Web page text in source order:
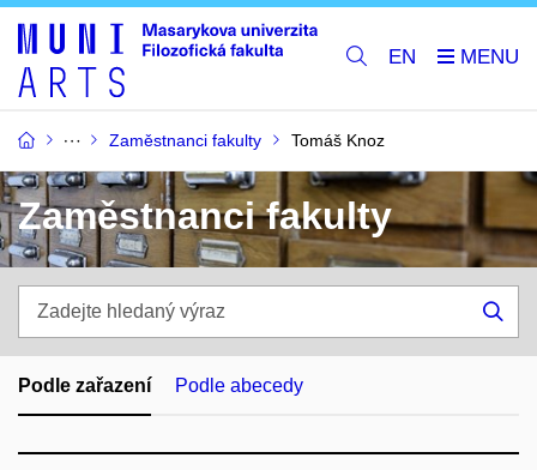
EN
Zaměstnanci fakulty Tomáš Knoz
Zaměstnanci fakulty
hledaný
výraz
Podle zařazení Podle abecedy